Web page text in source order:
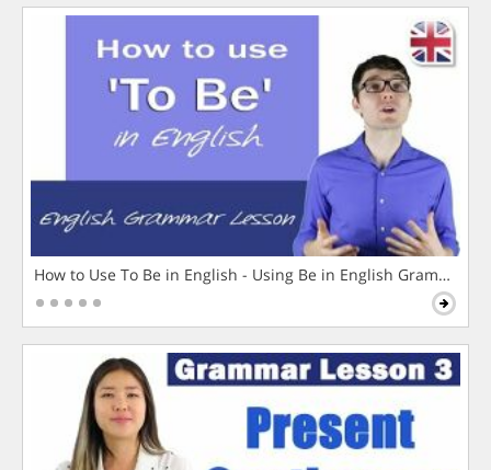
How to Use To Be in English - Using Be in English Grammar